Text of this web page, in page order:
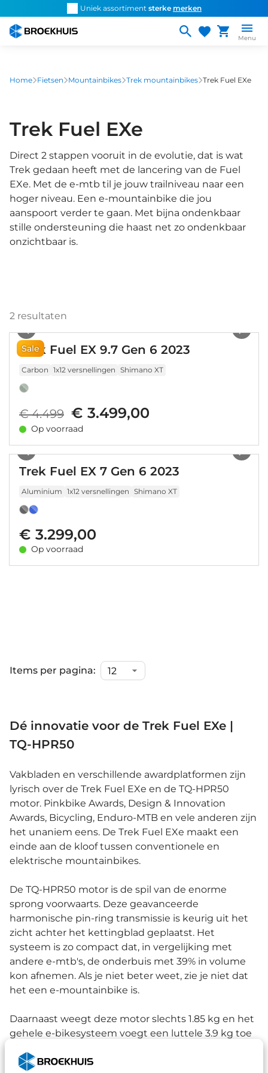
naar
gaan
Uniek assortiment sterke merken
Menu
Home Fietsen Mountainbikes Trek mountainbikes Trek Fuel EXe
Trek Fuel EXe
Direct 2 stappen vooruit in de evolutie, dat is wat
Trek gedaan heeft met de lancering van de Fuel
EXe. Met de e-mtb til je jouw trailniveau naar een
hoger niveau. Een e-mountainbike die jou
aanspoort verder te gaan. Met bijna ondenkbaar
stille ondersteuning die haast net zo ondenkbaar
onzichtbaar is.
2 resultaten
Sale
Trek Fuel EX 9.7 Gen 6 2023
Carbon 1x12 versnellingen Shimano XT
€ 4.499 € 3.499,00
Op voorraad
Trek Fuel EX 7 Gen 6 2023
Aluminium 1x12 versnellingen Shimano XT
€ 3.299,00
Op voorraad
Items per pagina:
Dé innovatie voor de Trek Fuel EXe |
TQ-HPR50
Vakbladen en verschillende awardplatformen zijn
lyrisch over de Trek Fuel EXe en de TQ-HPR50
motor. Pinkbike Awards, Design & Innovation
Awards, Bicycling, Enduro-MTB en vele anderen zijn
het unaniem eens. De Trek Fuel EXe maakt een
einde aan de kloof tussen conventionele en
elektrische mountainbikes.
De TQ-HPR50 motor is de spil van de enorme
sprong voorwaarts. Deze geavanceerde
harmonische pin-ring transmissie is keurig uit het
zicht achter het kettingblad geplaatst. Het
systeem is zo compact dat, in vergelijking met
andere e-mtb's, de onderbuis met 39% in volume
kon afnemen. Als je niet beter weet, zie je niet dat
het een e-mountainbike is.
Daarnaast weegt deze motor slechts 1.85 kg en het
gehele e-bikesysteem voegt een luttele 3.9 kg toe
lichtste e-mtb's op de markt.